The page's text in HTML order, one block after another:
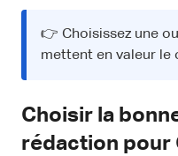
👉 Choisissez une
mettent en valeur le
Choisir la
rédaction pour